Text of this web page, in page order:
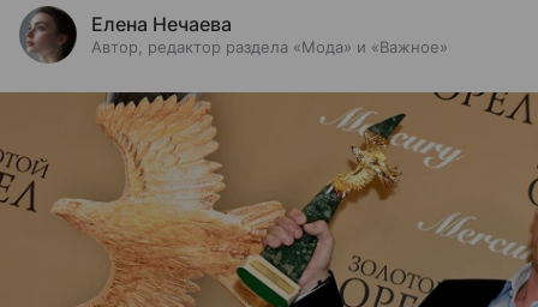
Елена Нечаева
Автор, редактор раздела «Мода» и «Важное»